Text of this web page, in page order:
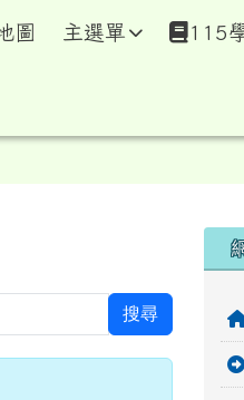
網
圖 主選單 115
搜尋